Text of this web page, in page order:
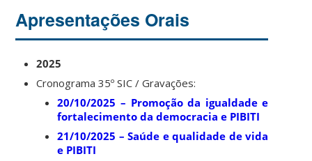
Apresentações Orais
2025
Cronograma 35º SIC / Gravações:
20/10/2025 – Promoção da igualdade e
fortalecimento da democracia e PIBITI
21/10/2025 – Saúde e qualidade de vida
e PIBITI